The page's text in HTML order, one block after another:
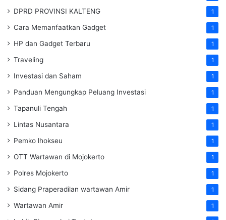
DPRD PROVINSI KALTENG 1
Cara Memanfaatkan Gadget 1
HP dan Gadget Terbaru 1
Traveling 1
Investasi dan Saham 1
Panduan Mengungkap Peluang Investasi 1
Tapanuli Tengah 1
Lintas Nusantara 1
Pemko lhokseu 1
OTT Wartawan di Mojokerto 1
Polres Mojokerto 1
Sidang Praperadilan wartawan Amir 1
Wartawan Amir 1